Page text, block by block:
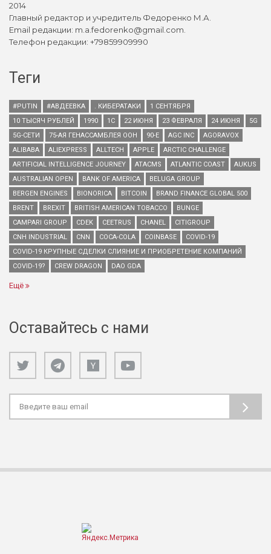
2014
Главный редактор и учредитель Федоренко М.А.
Email редакции: m.a.fedorenko@gmail.com.
Телефон редакции: +79859909990
Теги
#PUTIN #АВДЕЕВКА . КИБЕРАТАКИ
1 СЕНТЯБРЯ
10 ТЫСЯЧ РУБЛЕЙ
1990 1С 22 ИЮНЯ 23 ФЕВРАЛЯ 24 ИЮНЯ
5G
5G-СЕТИ
75-АЯ ГЕНАССАМБЛЕЯ ООН 90-Е AGC INC
AGORAVOX
ALIBABA
ALIEXPRESS ALLTECH APPLE
ARCTIC CHALLENGE
ARTIFICIAL INTELLIGENCE JOURNEY
ATACMS ATLANTIC COAST
AUKUS
AUSTRALIAN OPEN
BANK OF AMERICA
BELUGA GROUP
BERGEN ENGINES
BIONORICA BITCOIN
BRAND FINANCE GLOBAL 500
BRENT
BREXIT BRITISH AMERICAN TOBACCO
BUNGE
CAMPARI GROUP
CDEK CEETRUS CHANEL
CITIGROUP
CNH INDUSTRIAL
CNN COCA-COLA COINBASE
COVID-19
COVID-19 КРУПНЫЕ СДЕЛКИ СЛИЯНИЕ И ПРИОБРЕТЕНИЕ КОМПАНИЙ
COVID-19?
CREW DRAGON DAO GDA
Ещё
Оставайтесь с нами